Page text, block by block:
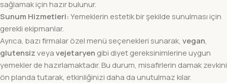
sağlamak için hazır bulunur.
Sunum Hizmetleri:Yemeklerin estetik bir şekilde sunulması için
gerekli ekipmanlar.
Ayrıca, bazı firmalar özel menü seçenekleri sunarak, vegan,
glutensizveyavejetaryen gibi diyet gereksinimlerine uygun
yemekler de hazırlamaktadır. Bu durum, misafirlerin damak zevkini
ön planda tutarak, etkinliğinizi daha da unutulmaz kılar.